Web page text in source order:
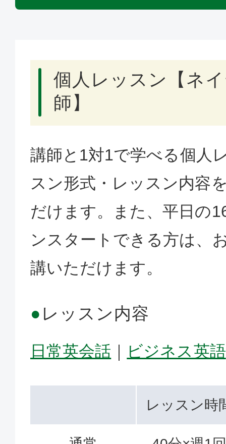
個人レッスン【ネ
師】
講師と1対1で学べる個人
スン形式・レッスン内容
だけます。また、平日の
ンスタートできる方は、
講いただけます。
● レッスン内容
日常英会話 ビジネス英語
レッスン時